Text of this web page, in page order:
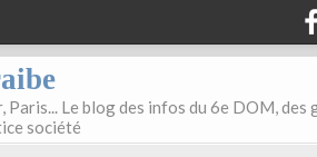
Paris... Le blog des infos du 6e DOM,
société